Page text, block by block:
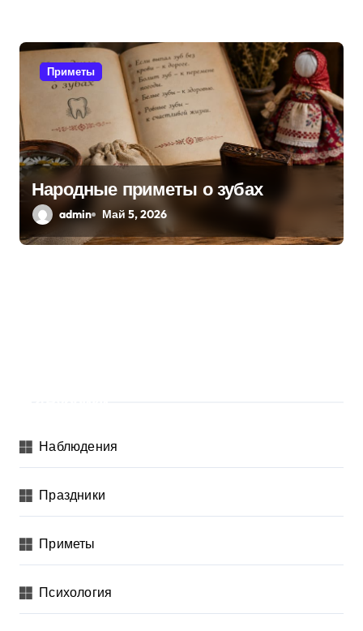
Приметы
Народные приметы о зубах
admin Май 5, 2026
Наблюдения
Праздники
Приметы
Психология